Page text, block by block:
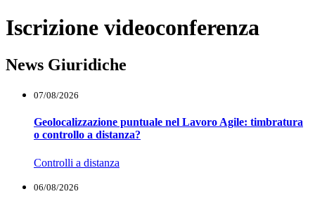
Iscrizione videoconferenza
News Giuridiche
07/08/2026
Geolocalizzazione puntuale nel Lavoro Agile: timbratura
o controllo a distanza?
Controlli a distanza
06/08/2026